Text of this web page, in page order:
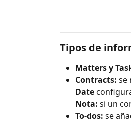
Tipos de
Matters y
Contracts: se
Date
Nota: si un
To-dos: se